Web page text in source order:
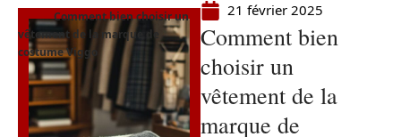
Comment bien choisir un
vêtement de la marque de
costume Viggo
21 février 2025
Comment bien
choisir un
vêtement de la
marque de